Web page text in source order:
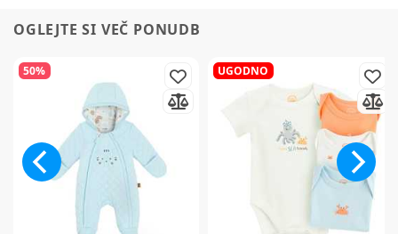
OGLEJTE SI VEČ PONUDB
50% UGODNO